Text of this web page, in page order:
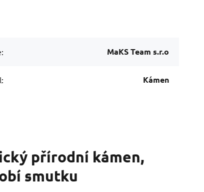
MaKS Team s.r.o
Kámen
přírodní kámen,
smutku